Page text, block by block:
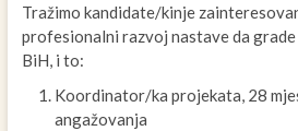
Tražimo kandidate/kinje
profesionalni razvoj nastave da grade
BiH, i to:
Koordinator/ka projekata, 28
angažovanja